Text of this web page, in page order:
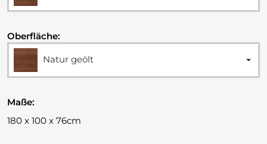
Oberfläche:
Natur geölt
Maße:
180 x 100 x 76cm